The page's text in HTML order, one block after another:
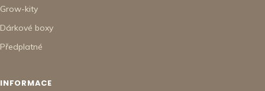
Grow-kity
Dárkové boxy
Předplatné
INFORMACE